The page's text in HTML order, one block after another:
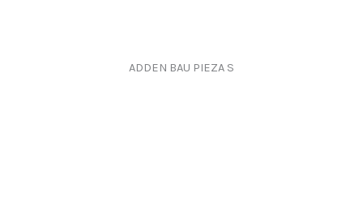
ADDEN BAU PIEZA S